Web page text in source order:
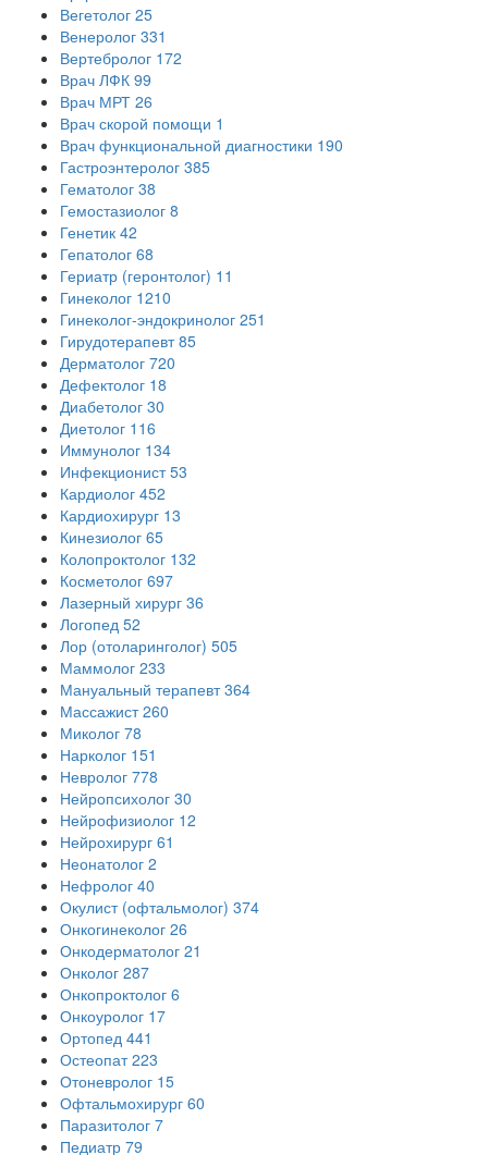
Вегетолог 25
Венеролог 331
Вертебролог 172
Врач ЛФК 99
Врач МРТ 26
Врач скорой помощи 1
Врач функциональной диагностики 190
Гастроэнтеролог 385
Гематолог 38
Гемостазиолог 8
Генетик 42
Гепатолог 68
Гериатр (геронтолог) 11
Гинеколог 1210
Гинеколог-эндокринолог 251
Гирудотерапевт 85
Дерматолог 720
Дефектолог 18
Диабетолог 30
Диетолог 116
Иммунолог 134
Инфекционист 53
Кардиолог 452
Кардиохирург 13
Кинезиолог 65
Колопроктолог 132
Косметолог 697
Лазерный хирург 36
Логопед 52
Лор (отоларинголог) 505
Маммолог 233
Мануальный терапевт 364
Массажист 260
Миколог 78
Нарколог 151
Невролог 778
Нейропсихолог 30
Нейрофизиолог 12
Нейрохирург 61
Неонатолог 2
Нефролог 40
Окулист (офтальмолог) 374
Онкогинеколог 26
Онкодерматолог 21
Онколог 287
Онкопроктолог 6
Онкоуролог 17
Ортопед 441
Остеопат 223
Отоневролог 15
Офтальмохирург 60
Паразитолог 7
Педиатр 79